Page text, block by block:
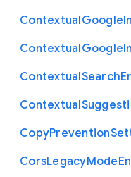
ContextualGoogle
ContextualGoogle
ContextualSearch
Contextual
CopyPrevention
CorsLegacyMode